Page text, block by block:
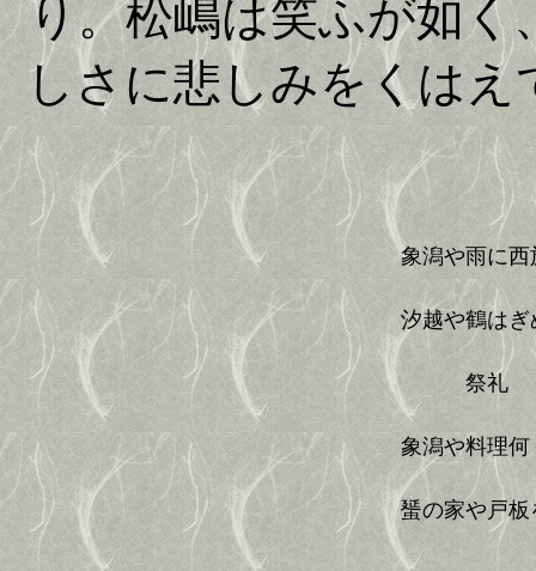
り。松嶋は笑ふが如く
しさに悲しみをくは
象潟や雨に
汐越や鶴は
祭礼
象潟や料理何
蜑の家や戸板